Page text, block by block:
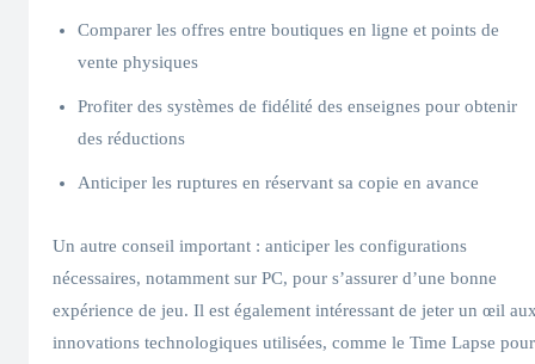
Comparer les offres entre boutiques en ligne et points de
vente physiques
Profiter des systèmes de fidélité des enseignes pour obtenir
des réductions
Anticiper les ruptures en réservant sa copie en avance
Un autre conseil important : anticiper les configurations
nécessaires, notamment sur PC, pour s’assurer d’une bonne
expérience de jeu. Il est également intéressant de jeter un œil
innovations technologiques utilisées, comme le Time Lapse pour